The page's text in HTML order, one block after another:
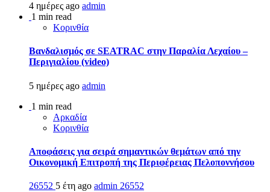
4 ημέρες ago admin
1 min read
Κορινθία
Βανδαλισμός σε SEATRAC στην Παραλία Λεχαίου –
Περιγιαλίου (video)
5 ημέρες ago admin
1 min read
Αρκαδία
Κορινθία
Αποφάσεις για σειρά σημαντικών θεμάτων από την
Οικονομική Επιτροπή της Περιφέρειας Πελοποννήσου
26552 5 έτη ago admin 26552